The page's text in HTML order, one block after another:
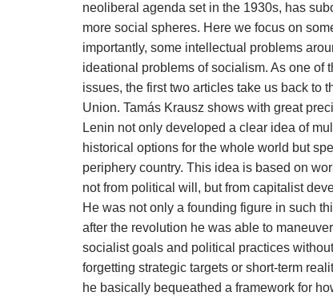
neoliberal agenda set in the 1930s, has
more social spheres. Here we focus on
importantly, some intellectual problems
ideational problems of socialism. As one of
issues, the first two articles take us back to
Union. Tamás Krausz shows with great
Lenin not only developed a clear idea of
historical options for the whole world but
periphery country. This idea is based on
not from political will, but from capitalist
He was not only a founding figure in such
after the revolution he was able to
socialist goals and political practices
forgetting strategic targets or short-term
he basically bequeathed a framework for